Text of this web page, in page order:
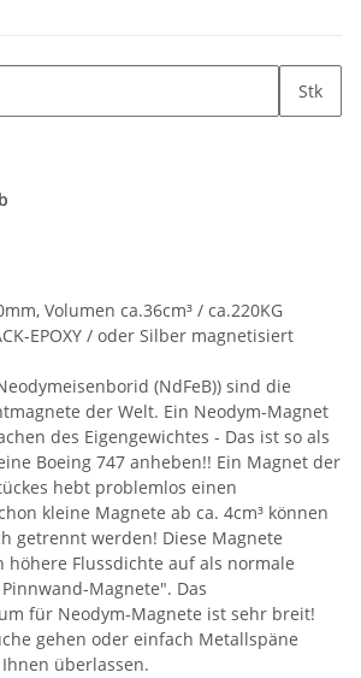
Stk
Volumen ca.36cm³ / ca.220KG
EPOXY / oder Silber magnetisiert
(NdFeB)) sind die
der Welt. Ein Neodym-Magnet
des Eigengewichtes - Das ist so als
Boeing 747 anheben!! Ein Magnet der
hebt problemlos einen
kleine Magnete ab ca. 4cm³ können
getrennt werden! Diese Magnete
höhere Flussdichte auf als normale
Magnete". Das
für Neodym-Magnete ist sehr breit!
gehen oder einfach Metallspäne
überlassen.